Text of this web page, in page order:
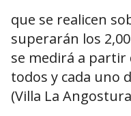
que se realicen
superarán los
se medirá a
todos y cada uno
(Villa La